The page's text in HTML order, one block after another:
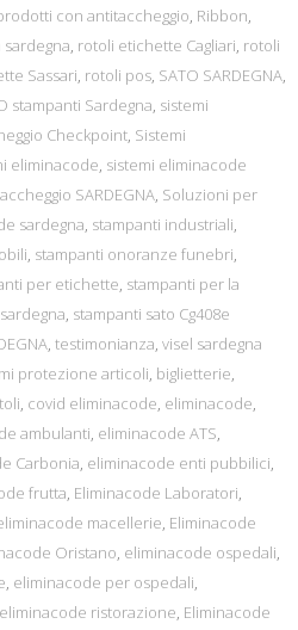
con antitaccheggio, Ribbon,
sardegna, rotoli etichette Cagliari, rotoli
Sassari, rotoli pos, SATO SARDEGNA,
stampanti Sardegna, sistemi
Checkpoint, Sistemi
eliminacode, sistemi eliminacode
SARDEGNA, Soluzioni per
sardegna, stampanti industriali,
, stampanti onoranze funebri,
per etichette, stampanti per la
, stampanti sato Cg408e
, testimonianza, visel sardegna
protezione articoli, biglietterie,
, covid eliminacode, eliminacode,
ambulanti, eliminacode ATS,
Carbonia, eliminacode enti pubbilici,
frutta, Eliminacode Laboratori,
macellerie, Eliminacode
Oristano, eliminacode ospedali,
, eliminacode per ospedali,
eliminacode ristorazione, Eliminacode